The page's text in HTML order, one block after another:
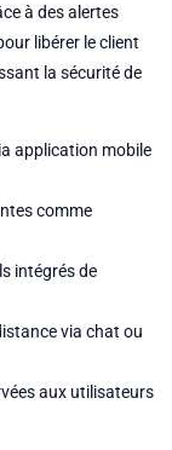
à des alertes
libérer le client
la sécurité de
application mobile
comme
intégrés de
via chat ou
aux utilisateurs